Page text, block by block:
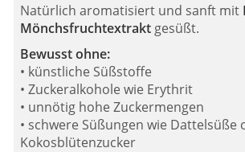
Natürlich aromatisiert und sanft mit
Mönchsfruchtextrakt gesüßt.
Bewusst ohne:
• künstliche Süßstoffe
• Zuckeralkohole wie Erythrit
• unnötig hohe Zuckermengen
• schwere Süßungen wie Dattelsüße
Kokosblütenzucker